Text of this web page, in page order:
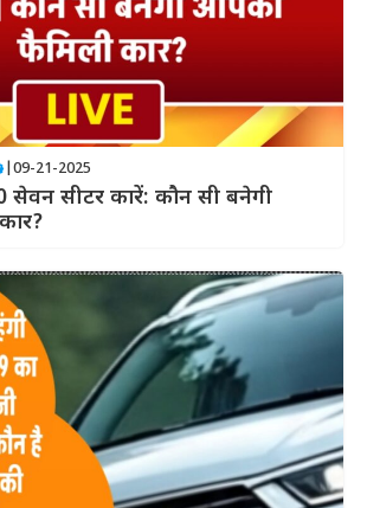
09-21-2025
सेवन सीटर कारें: कौन सी बनेगी